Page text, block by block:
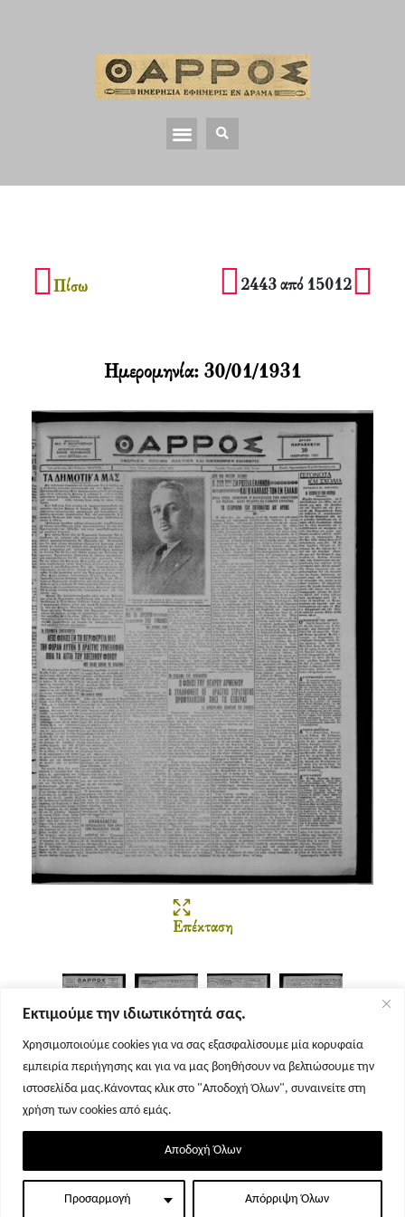
Εκτιμούμε την ιδιωτικότητά σας.
Χρησιμοποιούμε cookies για να σας εξασφαλίσουμε μία κορυφαία
εμπειρία περιήγησης και για να μας βοηθήσουν να βελτιώσουμε την
ιστοσελίδα μας.Κάνοντας κλικ στο "Αποδοχή Όλων", συναινείτε στη
χρήση των cookies από εμάς.
Προσαρμογή Απόρριψη Όλων
Αποδοχή Όλων
Πίσω 2443 από 15012
Επέκταση
Σελίδα 1 Σελίδα 2 Σελίδα 3 Σελίδα 4
Ημερομηνία: 30/01/1931